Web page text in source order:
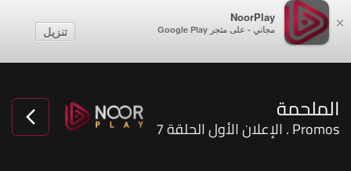
×
NoorPlay
مجاني - على متجر Google Play تنزيل
الملحمة
Promos . الإعلان الأول الحلقة 7